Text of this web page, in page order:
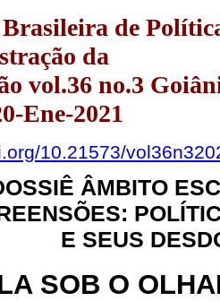
de
da
vol.36 no.3
Ene-2021
10.21573/
ÂMBITO
E SEUS
SOB O